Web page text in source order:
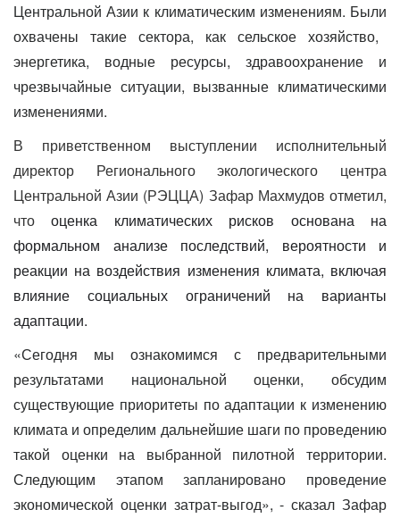
Центральной Азии к климатическим изменениям. Были
охвачены такие сектора, как сельское хозяйство,
энергетика, водные ресурсы, здравоохранение и
чрезвычайные ситуации, вызванные климатическими
изменениями.
В приветственном выступлении исполнительный
директор Регионального экологического центра
Центральной Азии (РЭЦЦА) Зафар Махмудов отметил,
чтооценка климатических рисков основана на
формальном анализе последствий, вероятности и
реакции на воздействия изменения климата, включая
влияние социальных ограничений на варианты
адаптации.
«Сегодня мы ознакомимся с предварительными
результатами национальной оценки, обсудим
существующие приоритеты по адаптации к изменению
климата и определим дальнейшие шаги по проведению
такой оценки на выбранной пилотной территории.
Следующим этапом запланировано проведение
экономической оценки затрат-выгод», - сказал Зафар